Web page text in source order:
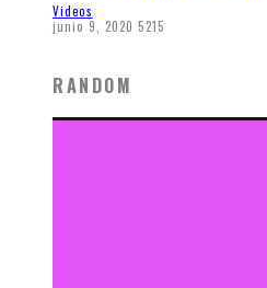
Videos
junio 9, 2020 5215
RANDOM